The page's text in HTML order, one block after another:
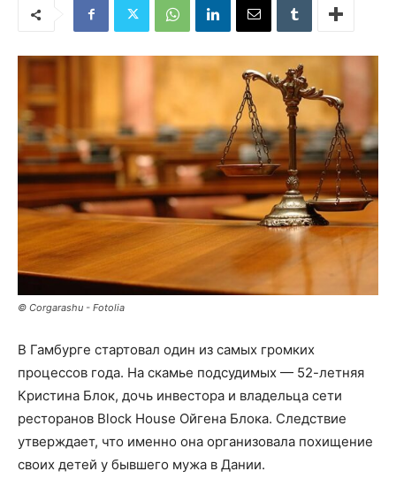
© Corgarashu - Fotolia
В Гамбурге стартовал один из самых громких
процессов года. На скамье подсудимых — 52-летняя
Кристина Блок, дочь инвестора и владельца сети
ресторанов Block House Ойгена Блока. Следствие
утверждает, что именно она организовала похищение
своих детей у бывшего мужа в Дании.